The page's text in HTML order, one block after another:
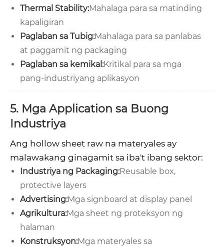
Thermal Stability:Mahalaga para sa matinding
kapaligiran
Paglaban sa Tubig:Mahalaga para sa panlabas
at paggamit ng packaging
Paglaban sa kemikal:Kritikal para sa mga
pang-industriyang aplikasyon
5. Mga Application sa Buong
Industriya
Ang hollow sheet raw na materyales ay
malawakang ginagamit sa iba't ibang sektor:
Industriya ng Packaging:Reusable box,
protective layers
Advertising:Mga signboard at display panel
Agrikultura:Mga sheet ng proteksyon ng
halaman
Konstruksyon:Mga materyales sa